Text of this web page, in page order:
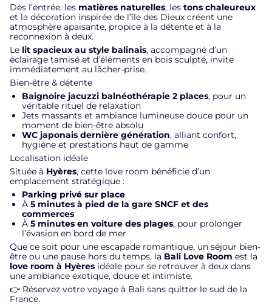
Dès l’entrée, les matières naturelles, les tons chaleureux
et la décoration inspirée de l’île des Dieux créent une
atmosphère apaisante, propice à la détente et à la
reconnexion à deux.
Le lit spacieux au style balinais, accompagné d’un
éclairage tamisé et d’éléments en bois sculpté, invite
immédiatement au lâcher-prise.
Bien-être & détente
Baignoire jacuzzi balnéothérapie 2 places, pour un
véritable rituel de relaxation
Jets massants et ambiance lumineuse douce pour un
moment de bien-être absolu
WC japonais dernière génération, alliant confort,
hygiène et prestations haut de gamme
Localisation idéale
Située à Hyères, cette love room bénéficie d’un
emplacement stratégique :
Parking privé sur place
À 5 minutes à pied de la gare SNCF et des
commerces
À 5 minutes en voiture des plages, pour prolonger
l’évasion en bord de mer
Que ce soit pour une escapade romantique, un séjour bien-
être ou une pause hors du temps, la Bali Love Room est la
love room à Hyères idéale pour se retrouver à deux dans
une ambiance exotique, douce et intimiste.
👉 Réservez votre voyage à Bali sans quitter le sud de la
France.